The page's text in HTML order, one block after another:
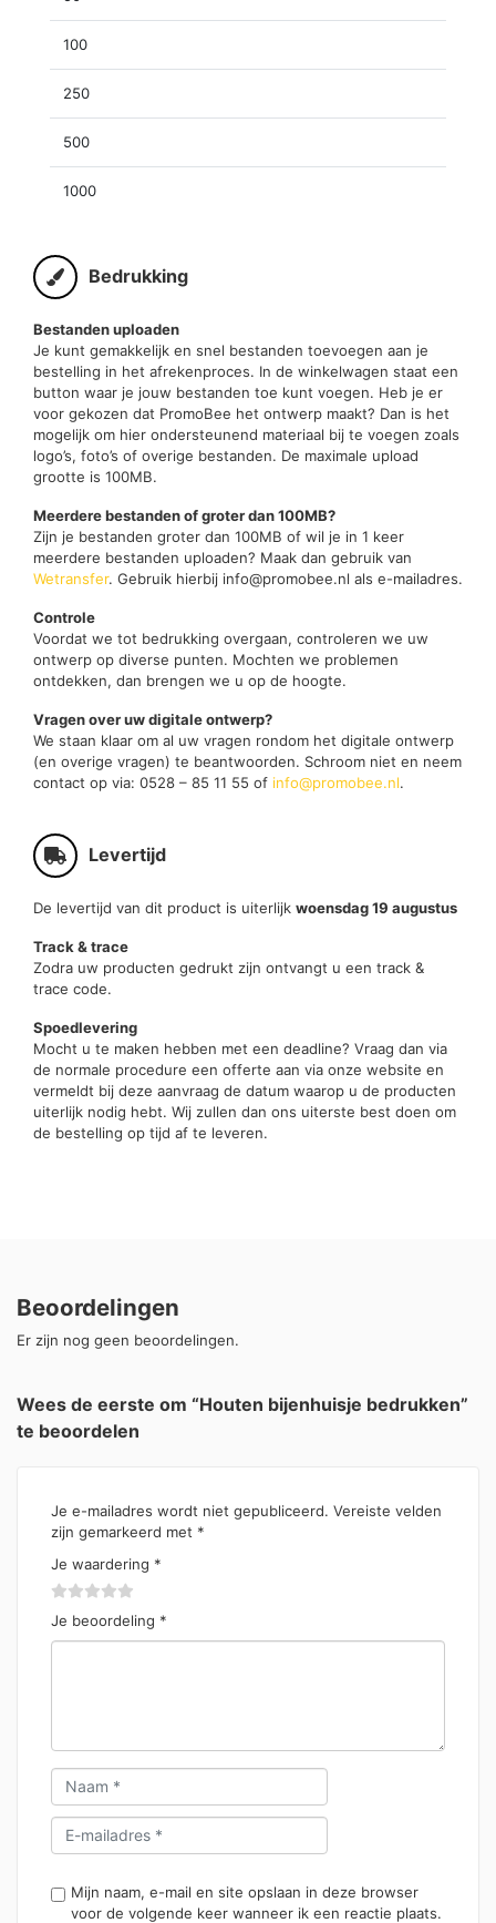
100
250
500
1000
Bedrukking
Bestanden uploaden
Je kunt gemakkelijk en snel bestanden toevoegen aan je
bestelling in het afrekenproces. In de winkelwagen staat een
button waar je jouw bestanden toe kunt voegen. Heb je er
voor gekozen dat PromoBee het ontwerp maakt? Dan is het
mogelijk om hier ondersteunend materiaal bij te voegen zoals
logo’s, foto’s of overige bestanden. De maximale upload
grootte is 100MB.
Meerdere bestanden of groter dan 100MB?
Zijn je bestanden groter dan 100MB of wil je in 1 keer
meerdere bestanden uploaden? Maak dan gebruik van
Wetransfer. Gebruik hierbij info@promobee.nl als e-mailadres.
Controle
Voordat we tot bedrukking overgaan, controleren we uw
ontwerp op diverse punten. Mochten we problemen
ontdekken, dan brengen we u op de hoogte.
Vragen over uw digitale ontwerp?
We staan klaar om al uw vragen rondom het digitale ontwerp
(en overige vragen) te beantwoorden. Schroom niet en neem
contact op via: 0528 – 85 11 55 of info@promobee.nl.
Levertijd
De levertijd van dit product is uiterlijk woensdag 19 augustus
Track & trace
Zodra uw producten gedrukt zijn ontvangt u een track &
trace code.
Spoedlevering
Mocht u te maken hebben met een deadline? Vraag dan via
de normale procedure een offerte aan via onze website en
vermeldt bij deze aanvraag de datum waarop u de producten
uiterlijk nodig hebt. Wij zullen dan ons uiterste best doen om
de bestelling op tijd af te leveren.
Beoordelingen
Er zijn nog geen beoordelingen.
Wees de eerste om “Houten bijenhuisje bedrukken”
te beoordelen
Je e-mailadres wordt niet gepubliceerd. Vereiste velden
zijn gemarkeerd met *
Je waardering *
Je beoordeling *
Mijn naam, e-mail en site opslaan in deze browser
voor de volgende keer wanneer ik een reactie plaats.